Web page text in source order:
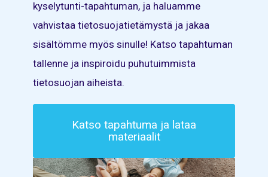
kyselytunti-tapahtuman, ja haluamme
vahvistaa tietosuojatietämystä ja jakaa
sisältömme myös sinulle! Katso tapahtuman
tallenne ja inspiroidu puhutuimmista
tietosuojan aiheista.
Katso tapahtuma ja lataa
materiaalit